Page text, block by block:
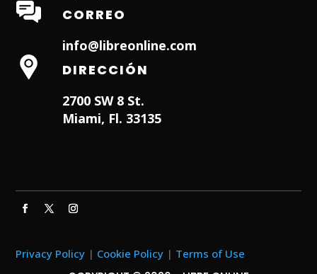
CORREO
info@libreonline.com
DIRECCIÓN
2700 SW 8 St.
Miami, Fl. 33135
Privacy Policy | Cookie Policy | Terms of Use